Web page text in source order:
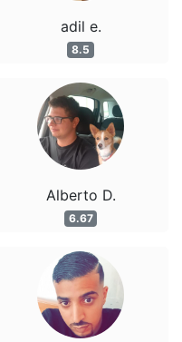
adil e.
8.5
Alberto D.
6.67